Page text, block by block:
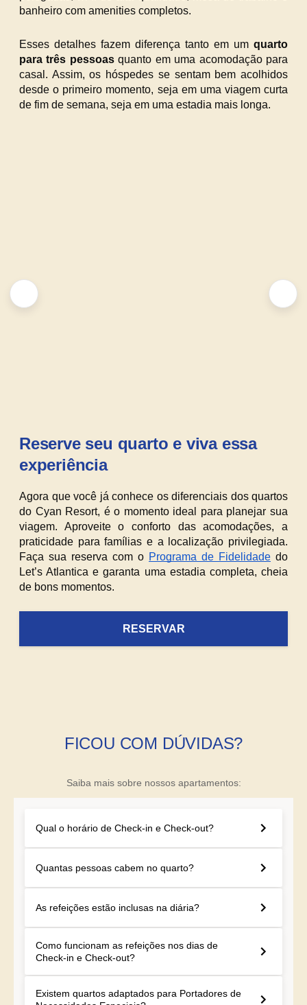
banheiro com amenities completos.
Esses detalhes fazem diferença tanto em um quarto
para três pessoasquanto em uma acomodação para
casal. Assim, os hóspedes se sentam bem acolhidos
desde o primeiro momento, seja em uma viagem curta
de fim de semana, seja em uma estadia mais longa.
Reserve seu quarto e viva essa
experiência
Agora que você já conhece os diferenciais dos quartos
do Cyan Resort, é o momento ideal para planejar sua
viagem. Aproveite o conforto das acomodações, a
praticidade para famílias e a localização privilegiada.
Faça sua reserva com o Programa de Fidelidade do
Let’s Atlantica e garanta uma estadia completa, cheia
de bons momentos.
RESERVAR
FICOU COM DÚVIDAS?
Saiba mais sobre nossos apartamentos:
Qual o horário de Check-in e Check-out?
Quantas pessoas cabem no quarto?
As refeições estão inclusas na diária?
Como funcionam as refeições nos dias de
Check-in e Check-out?
Existem quartos adaptados para Portadores de